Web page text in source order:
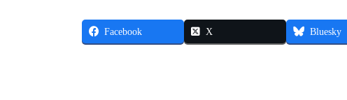
Facebook X Bluesky